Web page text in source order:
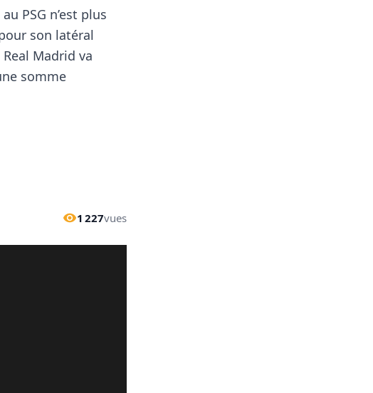
PSG n’est plus
son latéral
Madrid va
somme
1 227vues